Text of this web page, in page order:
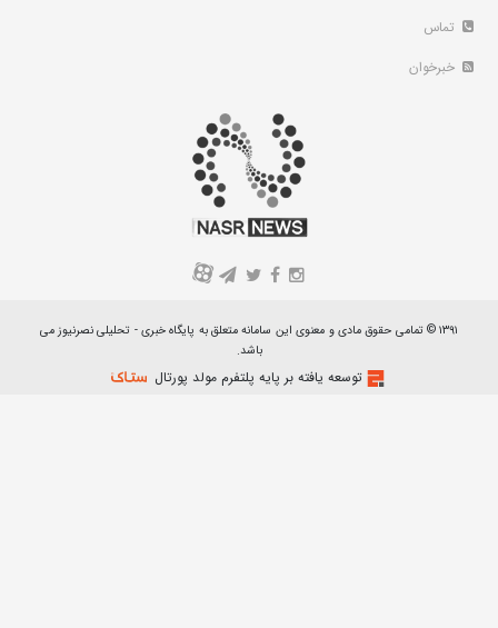
تماس
خبرخوان
A
۱۳۹۱ © تمامی حقوق مادی و معنوی این سامانه متعلق به پایگاه خبری - تحلیلی نصرنیوز می
باشد.
توسعه یافته بر پایه پلتفرم مولد پورتال